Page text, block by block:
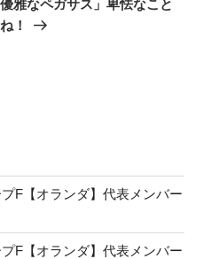
雅なペガサス」卑怯なこと
！
F【オランダ】代表メンバー
F【オランダ】代表メンバー